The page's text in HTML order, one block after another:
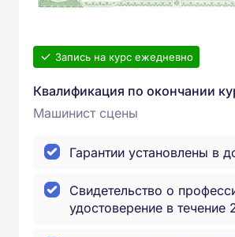
Запись на курс ежедневно
Квалификация по окончании
Машинист сцены
Гарантии установлены в
Свидетельство о
удостоверение в течение